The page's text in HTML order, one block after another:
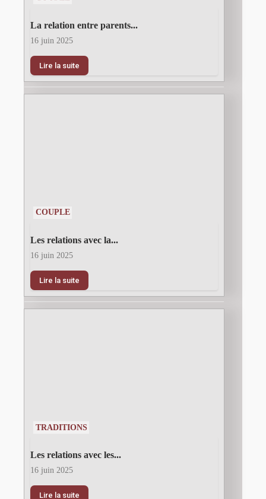
La relation entre parents...
16 juin 2025
Lire la suite
COUPLE
Les relations avec la...
16 juin 2025
Lire la suite
TRADITIONS
Les relations avec les...
16 juin 2025
Lire la suite